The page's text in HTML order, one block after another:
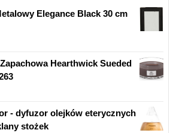
Elegance Black 30 cm
Hearthwick Sueded
- dyfuzor olejków eterycznych
stożek